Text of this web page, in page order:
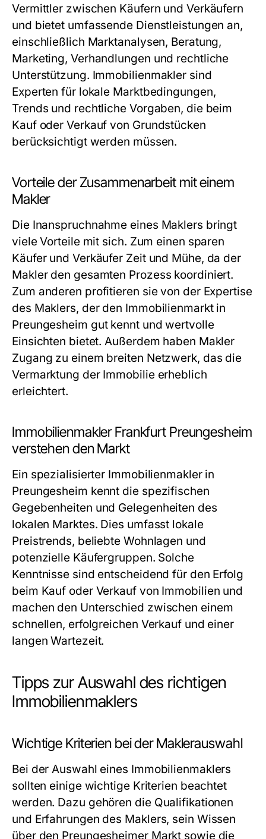
Vermittler zwischen Käufern und Verkäufern
und bietet umfassende Dienstleistungen an,
einschließlich Marktanalysen, Beratung,
Marketing, Verhandlungen und rechtliche
Unterstützung. Immobilienmakler sind
Experten für lokale Marktbedingungen,
Trends und rechtliche Vorgaben, die beim
Kauf oder Verkauf von Grundstücken
berücksichtigt werden müssen.
Vorteile der Zusammenarbeit mit einem
Makler
Die Inanspruchnahme eines Maklers bringt
viele Vorteile mit sich. Zum einen sparen
Käufer und Verkäufer Zeit und Mühe, da der
Makler den gesamten Prozess koordiniert.
Zum anderen profitieren sie von der Expertise
des Maklers, der den Immobilienmarkt in
Preungesheim gut kennt und wertvolle
Einsichten bietet. Außerdem haben Makler
Zugang zu einem breiten Netzwerk, das die
Vermarktung der Immobilie erheblich
erleichtert.
Immobilienmakler Frankfurt Preungesheim
verstehen den Markt
Ein spezialisierter Immobilienmakler in
Preungesheim kennt die spezifischen
Gegebenheiten und Gelegenheiten des
lokalen Marktes. Dies umfasst lokale
Preistrends, beliebte Wohnlagen und
potenzielle Käufergruppen. Solche
Kenntnisse sind entscheidend für den Erfolg
beim Kauf oder Verkauf von Immobilien und
machen den Unterschied zwischen einem
schnellen, erfolgreichen Verkauf und einer
langen Wartezeit.
Tipps zur Auswahl des richtigen
Immobilienmaklers
Wichtige Kriterien bei der Maklerauswahl
Bei der Auswahl eines Immobilienmaklers
sollten einige wichtige Kriterien beachtet
werden. Dazu gehören die Qualifikationen
und Erfahrungen des Maklers, sein Wissen
über den Preungesheimer Markt sowie die